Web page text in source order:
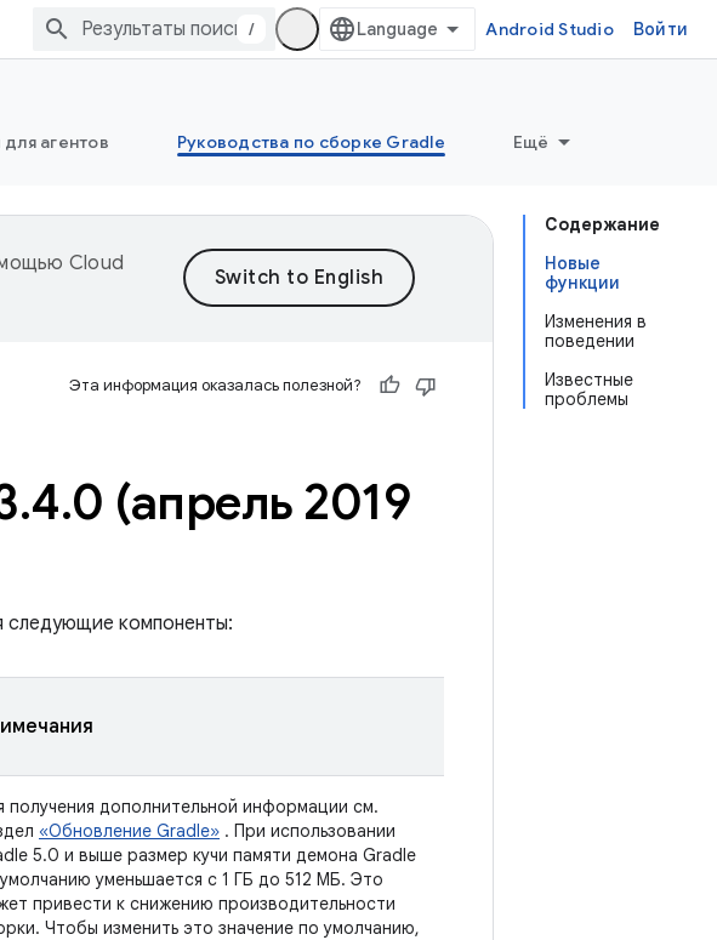
/ Android Studio Войти
агентов Руководства по сборке Gradle Ещё
Содержание
Новые
функции
Изменения в
поведении
Известные
проблемы
Cloud
Эта информация оказалась полезной?
.4.0 (апрель 2019
следующие компоненты:
получения дополнительной информации см.
«Обновление Gradle» . При использовании
5.0 и выше размер кучи памяти демона Gradle
уменьшается с 1 ГБ до 512 МБ. Это
привести к снижению производительности
Чтобы изменить это значение по умолчанию,